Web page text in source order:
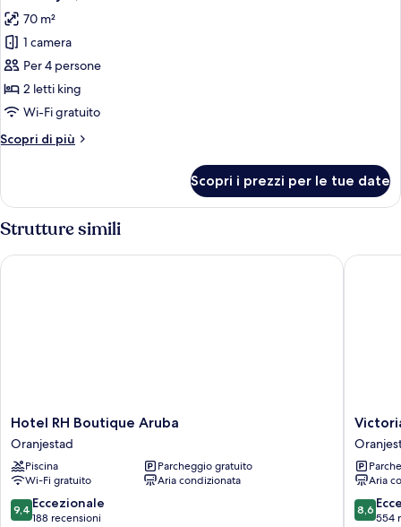
tutte
le
foto
per
Suite
Royal,
camera
70 m²
1 camera
Per 4 persone
2 letti king
Wi-Fi gratuito
Scopri di più
Altri
Royal,
1
camera
da
letto
Scopri i prezzi per le tue date
Strutture simili
Hotel
RH
Boutique
Aruba
Oranjestad
Hotel RH Boutique Aruba
Oranjestad
Piscina
Parcheggio gratuito
Wi-Fi gratuito
Aria condizionata
9.4
su
9,4 Eccezionale
188 recensioni
Hotel RH Boutique Aruba
Victoria
City
Hotel
Aria
8.6
su
8,6
554
Victoria